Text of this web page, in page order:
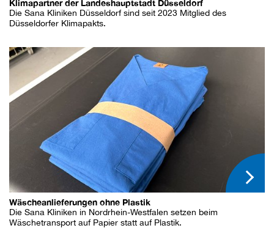
Klimapartner der Landeshauptstadt Düsseldorf
Die Sana Kliniken Düsseldorf sind seit 2023 Mitglied des
Düsseldorfer Klimapakts.
Wäscheanlieferungen ohne Plastik
Die Sana Kliniken in Nordrhein-Westfalen setzen beim
Wäschetransport auf Papier statt auf Plastik.